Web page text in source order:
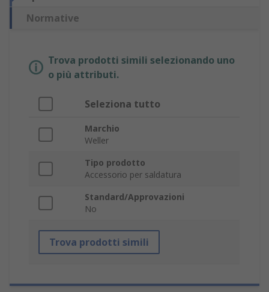
Normative
Trova prodotti simili selezionando uno
o più attributi.
Seleziona tutto
Marchio
Weller
Tipo prodotto
Accessorio per saldatura
Standard/Approvazioni
No
Trova prodotti simili